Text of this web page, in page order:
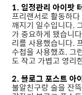
1. 일정관리 아이팟
프리랜서로 활동하
깨지기 일수입니다.
가 중요하게 됐습니
리를 사용했습니다.
수첩을 사용했죠. 그
도 작고 가볍고 영리
2. 블로그 포스트 아
불알친구랑 술을 잔